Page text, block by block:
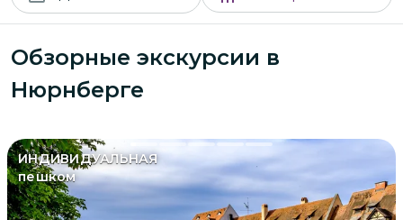
Обзорные экскурсии в
Нюрнберге
ИНДИВИДУАЛЬНАЯ
пешком